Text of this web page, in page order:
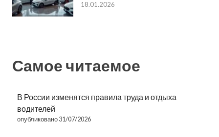
18.01.2026
Самое читаемое
В России изменятся правила труда и отдыха
водителей
опубликовано 31/07/2026